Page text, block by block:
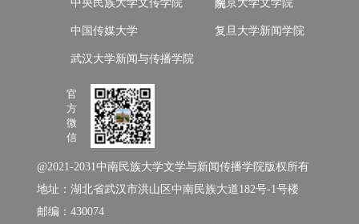
院
中央民族大学文传学院 南京大学文学院
中国传媒大学 复旦大学新闻学院
武汉大学新闻与传播学院
官
方
微
信
@2021-2031中南民族大学文学与新闻传播学院版权所有
地址：湖北省武汉市洪山区中南民族大道182号-1号楼
邮编：430074